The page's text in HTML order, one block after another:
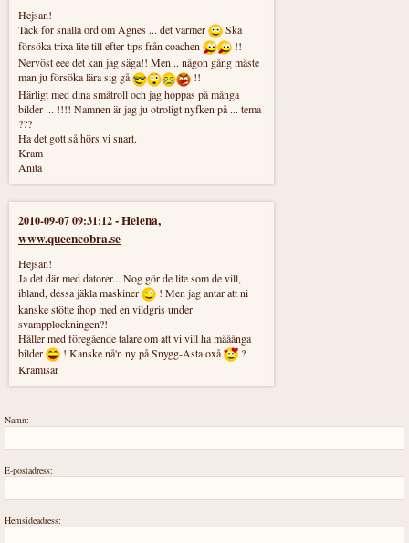
Hejsan!
Tack för snälla ord om Agnes ... det värmer
Ska
försöka trixa lite till efter tips från coachen
!!
Nervöst eee det kan jag säga!! Men .. någon gång måste
man ju försöka lära sig gå
!!
Härligt med dina småtroll och jag hoppas på många
bilder ... !!!! Namnen är jag ju otroligt nyfken på ... tema
???
Ha det gott så hörs vi snart.
Kram
Anita
2010-09-07 09:31:12-Helena,
www.queencobra.se
Hejsan!
Ja det där med datorer... Nog gör de lite som de vill,
ibland, dessa jäkla maskiner
! Men jag antar att ni
kanske stötte ihop med en vildgris under
svampplockningen?!
Håller med föregående talare om att vi vill ha mååånga
bilder
! Kanske nå'n ny på Snygg-Asta oxå
?
Kramisar
Namn:
E-postadress:
Hemsideadress: